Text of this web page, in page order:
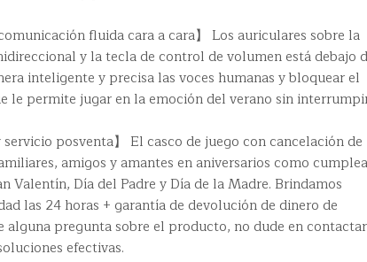
fluida cara a cara】 Los auriculares sobre la
y la tecla de control de volumen está debajo
inteligente y precisa las voces humanas y bloquear el
le permite jugar en la emoción del verano sin
posventa】 El casco de juego con cancelación de
amigos y amantes en aniversarios como
Valentín, Día del Padre y Día de la Madre. Brindamos
las 24 horas + garantía de devolución de dinero de
alguna pregunta sobre el producto, no dude en
efectivas.